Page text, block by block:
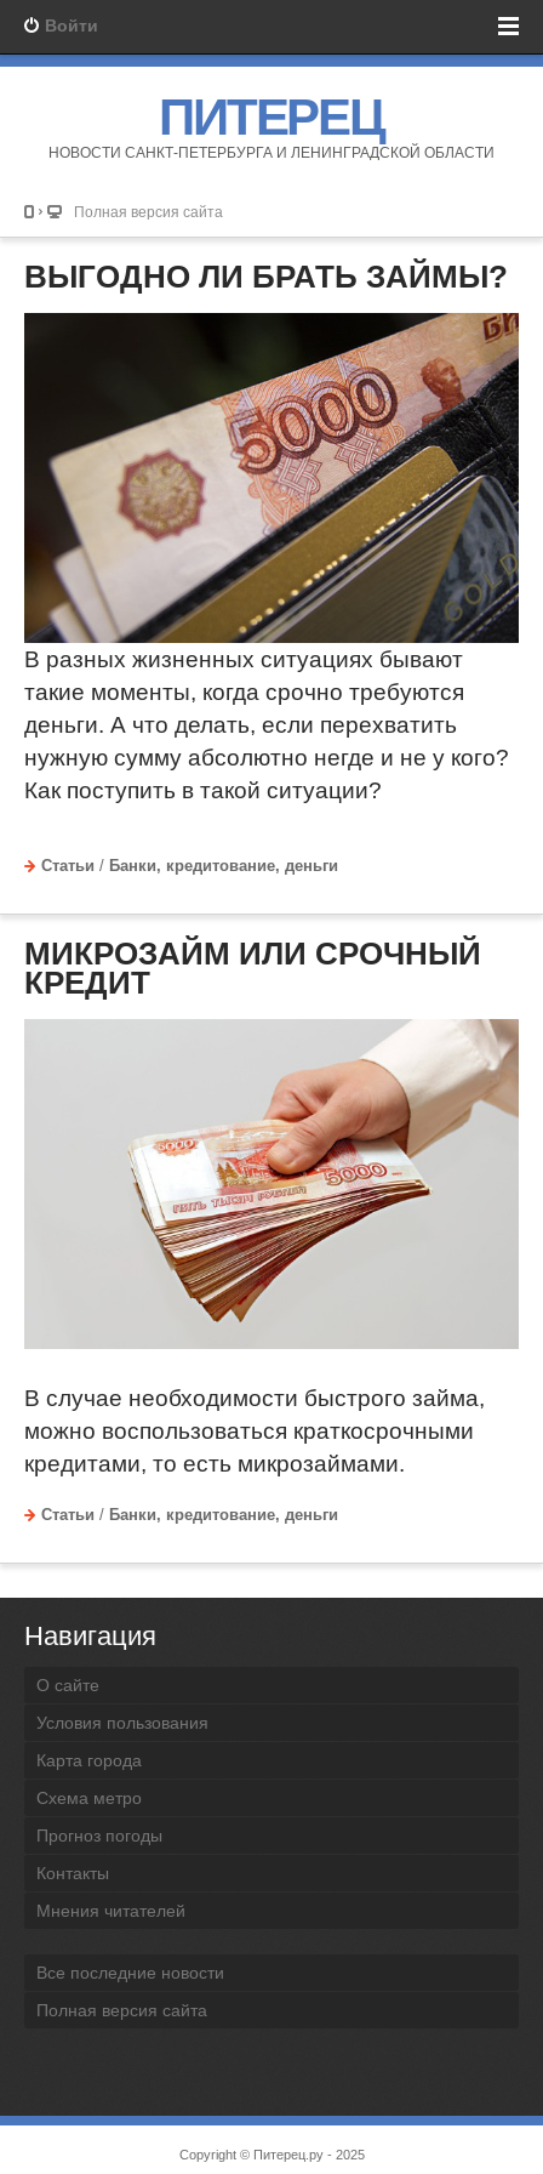
Войти
ПИТЕРЕЦ
НОВОСТИ САНКТ-ПЕТЕРБУРГА И ЛЕНИНГРАДСКОЙ ОБЛАСТИ
Полная версия сайта
ВЫГОДНО ЛИ БРАТЬ ЗАЙМЫ?
В разных жизненных ситуациях бывают
такие моменты, когда срочно требуются
деньги. А что делать, если перехватить
нужную сумму абсолютно негде и не у кого?
Как поступить в такой ситуации?
Статьи / Банки, кредитование, деньги
МИКРОЗАЙМ ИЛИ СРОЧНЫЙ
КРЕДИТ
В случае необходимости быстрого займа,
можно воспользоваться краткосрочными
кредитами, то есть микрозаймами.
Статьи / Банки, кредитование, деньги
Навигация
О сайте
Условия пользования
Карта города
Схема метро
Прогноз погоды
Контакты
Мнения читателей
Все последние новости
Полная версия сайта
Copyright © Питерец.ру- 2025